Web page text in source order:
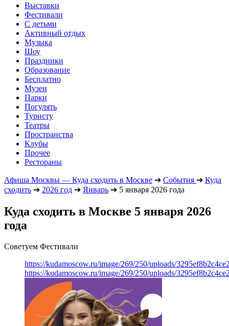
Выставки
Фестивали
С детьми
Активный отдых
Музыка
Шоу
Праздники
Образование
Бесплатно
Музеи
Парки
Погулять
Туристу
Театры
Пространства
Клубы
Прочее
Рестораны
Афиша Москвы — Куда сходить в Москве ➔ События ➔ Куда
сходить ➔ 2026 год ➔ Январь ➔ 5 января 2026 года
Куда сходить в Москве 5 января 2026
года
Советуем Фестивали
https://kudamoscow.ru/image/269/250/uploads/
https://kudamoscow.ru/image/269/250/uploads/